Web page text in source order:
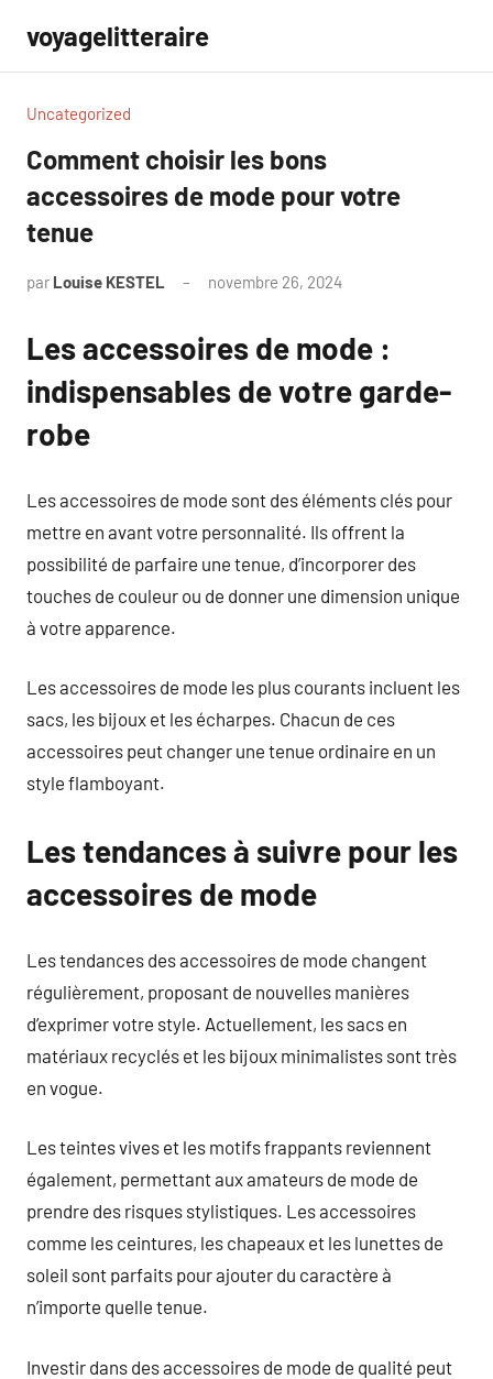
contenu
voyagelitteraire
Uncategorized
Comment choisir les bons
accessoires de mode pour votre
tenue
par Louise KESTEL novembre 26, 2024
Les accessoires de mode :
indispensables de votre garde-
robe
Les accessoires de mode sont des éléments clés pour
mettre en avant votre personnalité. Ils offrent la
possibilité de parfaire une tenue, d’incorporer des
touches de couleur ou de donner une dimension unique
à votre apparence.
Les accessoires de mode les plus courants incluent les
sacs, les bijoux et les écharpes. Chacun de ces
accessoires peut changer une tenue ordinaire en un
style flamboyant.
Les tendances à suivre pour les
accessoires de mode
Les tendances des accessoires de mode changent
régulièrement, proposant de nouvelles manières
d’exprimer votre style. Actuellement, les sacs en
matériaux recyclés et les bijoux minimalistes sont très
en vogue.
Les teintes vives et les motifs frappants reviennent
également, permettant aux amateurs de mode de
prendre des risques stylistiques. Les accessoires
comme les ceintures, les chapeaux et les lunettes de
soleil sont parfaits pour ajouter du caractère à
n’importe quelle tenue.
Investir dans des accessoires de mode de qualité peut